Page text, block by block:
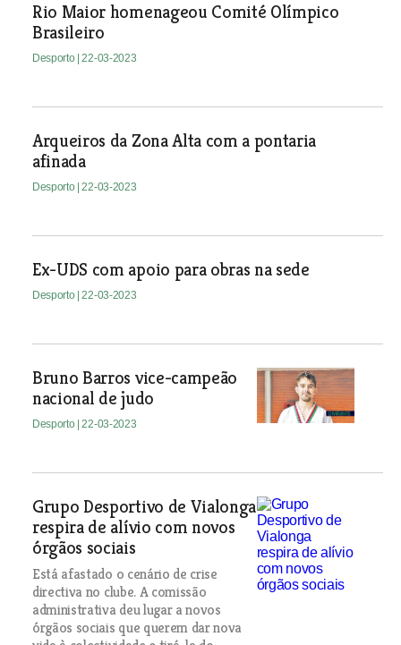
Rio Maior homenageou Comité Olímpico
Brasileiro
Desporto | 22-03-2023
Arqueiros da Zona Alta com a pontaria
afinada
Desporto | 22-03-2023
Ex-UDS com apoio para obras na sede
Desporto | 22-03-2023
Bruno Barros vice-campeão
nacional de judo
Desporto | 22-03-2023
Grupo Desportivo de Vialonga
respira de alívio com novos
órgãos sociais
Está afastado o cenário de crise
directiva no clube. A comissão
administrativa deu lugar a novos
órgãos sociais que querem dar nova